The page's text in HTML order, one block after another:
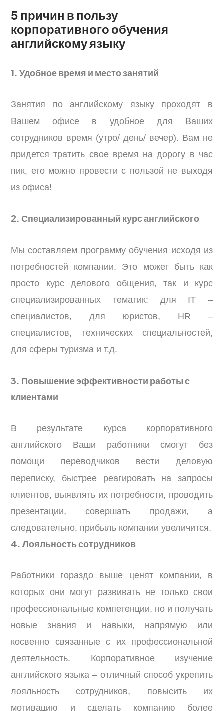
5 причин в пользу
корпоративного обучения
английскому языку
1. Удобное время и место занятий
Занятия по английскому языку проходят в
Вашем офисе в удобное для Ваших
сотрудников время (утро/ день/ вечер). Вам не
придется тратить свое время на дорогу в час
пик, его можно провести с пользой не выходя
из офиса!
2. Специализированный курс английского
Мы составляем программу обучения исходя из
потребностей компании. Это может быть как
просто курс делового общения, так и курс
специализированных тематик: для IT –
специалистов, для юристов, HR –
специалистов, технических специальностей,
для сферы туризма и т.д.
3. Повышение эффективности работы с
клиентами
В результате курса корпоративного
английского Ваши работники смогут без
помощи переводчиков вести деловую
переписку, быстрее реагировать на запросы
клиентов, выявлять их потребности, проводить
презентации, совершать продажи, а
следовательно, прибыль компании увеличится.
4. Лояльность сотрудников
Работники гораздо выше ценят компании, в
которых они могут развивать не только свои
профессиональные компетенции, но и получать
новые знания и навыки, напрямую или
косвенно связанные с их профессиональной
деятельность. Корпоративное изучение
английского языка – отличный способ укрепить
лояльность сотрудников, повысить их
мотивацию и сделать компанию более